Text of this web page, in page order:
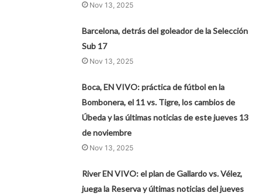
Nov 13, 2025
Barcelona, detrás del goleador de la Selección
Sub 17
Nov 13, 2025
Boca, EN VIVO: práctica de fútbol en la
Bombonera, el 11 vs. Tigre, los cambios de
Úbeda y las últimas noticias de este jueves 13
de noviembre
Nov 13, 2025
River EN VIVO: el plan de Gallardo vs. Vélez,
juega la Reserva y últimas noticias del jueves